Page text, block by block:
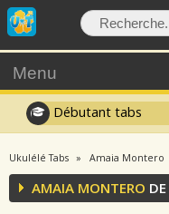
Menu
Débutant tabs
Ukulélé Tabs Amaia Montero
AMAIA MONTERO DE